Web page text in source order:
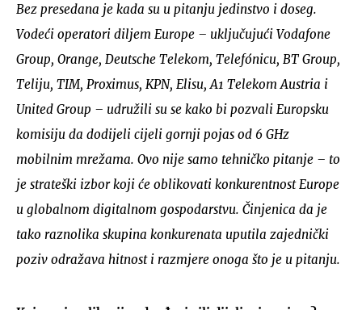
Bez presedana je kada su u pitanju jedinstvo i doseg.
Vodeći operatori diljem Europe – uključujući Vodafone
Group, Orange, Deutsche Telekom, Telefónicu, BT Group,
Teliju, TIM, Proximus, KPN, Elisu, A1 Telekom Austria i
United Group – udružili su se kako bi pozvali Europsku
komisiju da dodijeli cijeli gornji pojas od 6 GHz
mobilnim mrežama. Ovo nije samo tehničko pitanje – to
je strateški izbor koji će oblikovati konkurentnost Europe
u globalnom digitalnom gospodarstvu. Činjenica da je
tako raznolika skupina konkurenata uputila zajednički
poziv odražava hitnost i razmjere onoga što je u pitanju.